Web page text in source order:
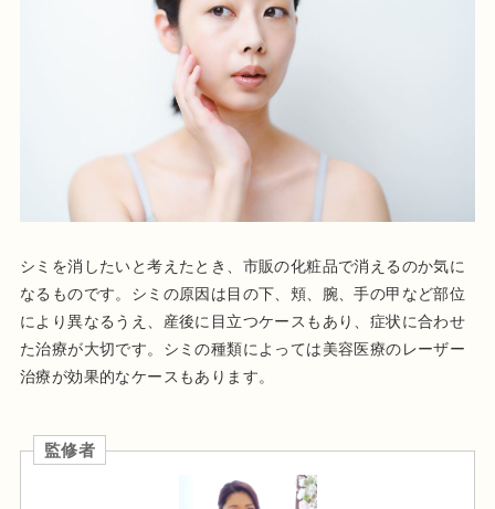
シミを消したいと考えたとき、市販の化粧品で消えるのか気に
なるものです。シミの原因は目の下、頬、腕、手の甲など部位
により異なるうえ、産後に目立つケースもあり、症状に合わせ
た治療が大切です。シミの種類によっては美容医療のレーザー
治療が効果的なケースもあります。
監修者